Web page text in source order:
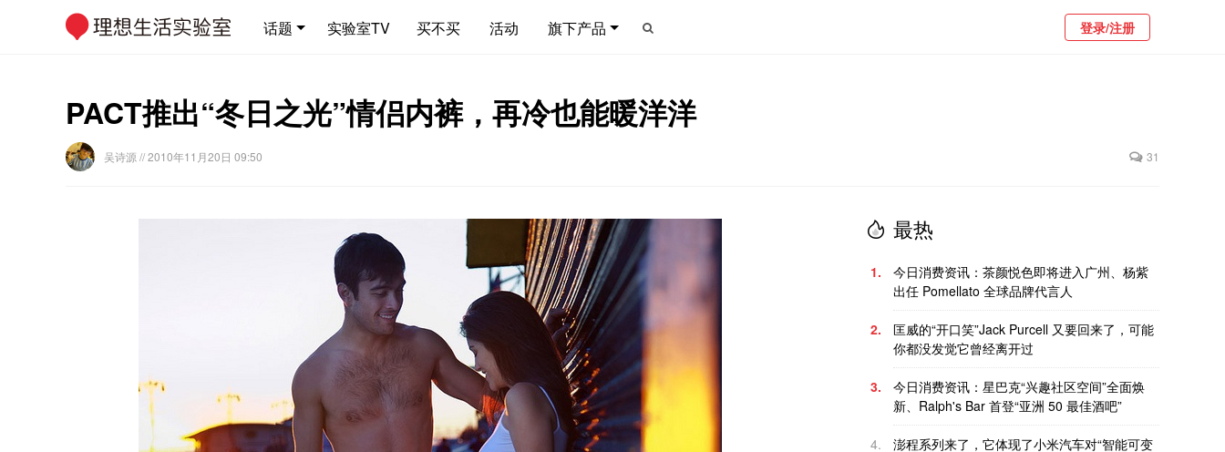
话题 实验室TV 买不买 活动 旗下产品 登录/注册
PACT推出“冬日之光”情侣内裤，再冷也能暖洋洋
吴诗源 // 2010年11月20日 09:50 31
最热
1.
今日消费资讯：茶颜悦色即将进入广州、杨紫
出任 Pomellato 全球品牌代言人
2.
匡威的“开口笑”Jack Purcell 又要回来了，可能
你都没发觉它曾经离开过
3.
今日消费资讯：星巴克“兴趣社区空间”全面焕
新、Ralph's Bar 首登“亚洲 50 最佳酒吧”
4.
澎程系列来了，它体现了小米汽车对“智能可变